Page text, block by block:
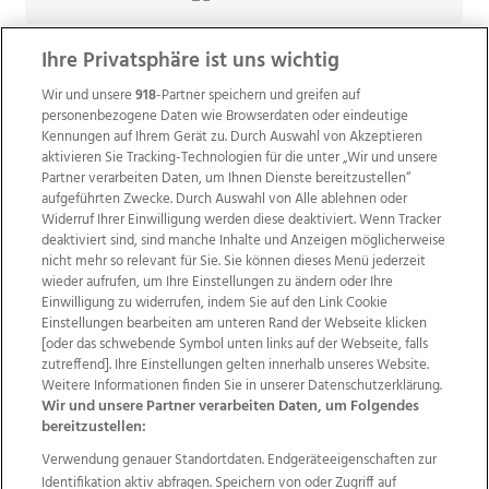
Wir über uns Mediadaten Kontakt
Jobs
Datenschutz
Impressum
AGB Anzeigekunden
AGB Website
Ehrenkodex Politische Werbung
Weitere Angebote des Medienhauses Wimmer
Ihre Privatsphäre ist uns wichtig
Wir und unsere918-Partner speichern und greifen auf
personenbezogene Daten wie Browserdaten oder eindeutige
Kennungen auf Ihrem Gerät zu. Durch Auswahl von Akzeptieren
aktivieren Sie Tracking-Technologien für die unter „Wir und unsere
Partner verarbeiten Daten, um Ihnen Dienste bereitzustellen“
aufgeführten Zwecke. Durch Auswahl von Alle ablehnen oder
Widerruf Ihrer Einwilligung werden diese deaktiviert. Wenn Tracker
deaktiviert sind, sind manche Inhalte und Anzeigen möglicherweise
nicht mehr so relevant für Sie. Sie können dieses Menü jederzeit
wieder aufrufen, um Ihre Einstellungen zu ändern oder Ihre
Einwilligung zu widerrufen, indem Sie auf den Link Cookie
Einstellungen bearbeiten am unteren Rand der Webseite klicken
[oder das schwebende Symbol unten links auf der Webseite, falls
zutreffend]. Ihre Einstellungen gelten innerhalb unseres Website.
Weitere Informationen finden Sie in unserer Datenschutzerklärung.
Wir und unsere Partner verarbeiten Daten, um Folgendes
bereitzustellen:
Verwendung genauer Standortdaten. Endgeräteeigenschaften zur
Identifikation aktiv abfragen. Speichern von oder Zugriff auf